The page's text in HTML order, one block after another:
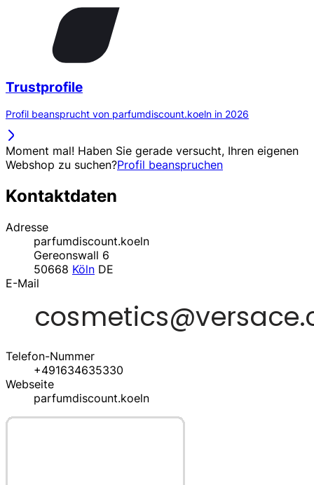
Trustprofile
Profil beansprucht von parfumdiscount.koeln in 2026
Moment mal! Haben Sie gerade versucht, Ihren eigenen
Webshop zu suchen?Profil beanspruchen
Kontaktdaten
Adresse
parfumdiscount.koeln
Gereonswall 6
50668 Köln DE
E-Mail
Telefon-Nummer
+491634635330
Webseite
parfumdiscount.koeln